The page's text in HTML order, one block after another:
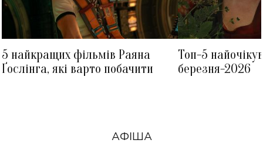
5 найкращих фільмів Раяна
Ґослінга, які варто побачити
Топ-5
березня-2026
АФІША